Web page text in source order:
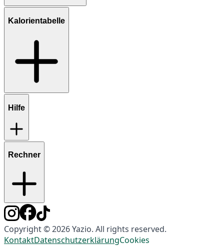
Kalorientabelle
Hilfe
Rechner
Copyright © 2026 Yazio. All rights reserved.
KontaktDatenschutzerklärungCookies